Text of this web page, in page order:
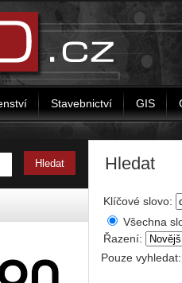
Stavebnictví GIS
Hledat
Klíčové slovo:
Všechna
Řazení:
Pouze